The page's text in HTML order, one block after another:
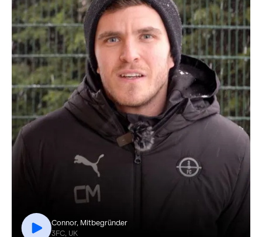
Connor, Mitbegründer
3FC, UK